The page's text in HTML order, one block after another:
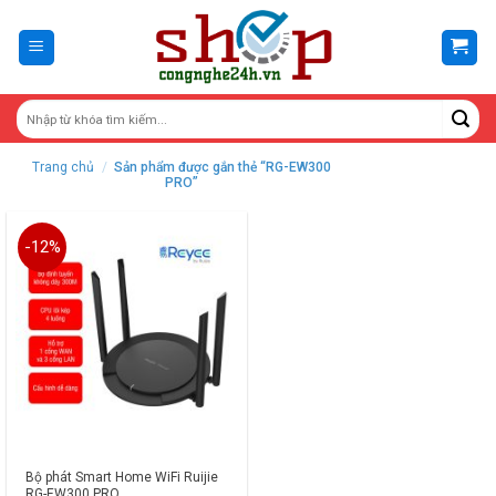
content
Trang chủ / Sản phẩm được gắn thẻ “RG-EW300
PRO”
-12%
Bộ phát Smart Home WiFi Ruijie